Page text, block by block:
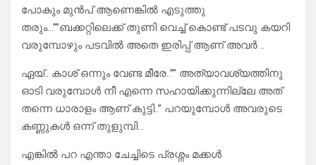
പോകും മുൻപ് ആണെങ്കിൽ എടുത്തു
തരും…””ബക്കറ്റിലെക്ക്‌ തുണി വെച്ച് കൊണ്ട് പടവു കയറി
വരുമ്പോഴും പടവിൽ അതെ ഇരിപ്പ് ആണ് അവർ ..
ഏയ്.. കാശ് ഒന്നും വേണ്ട മീരേ..”” അത്യാവശ്യത്തിനു
ഓടി വരുമ്പോൾ നീ എന്നെ സഹായിക്കുന്നില്ലേ അത്
തന്നെ ധാരാളം ആണ് കുട്ടി..” പറയുമ്പോൾ അവരുടെ
കണ്ണുകൾ ഒന്ന് തുളുമ്പി…
എങ്കിൽ പറ എന്താ ചേച്ചിടെ പ്രശ്നം മക്കൾ